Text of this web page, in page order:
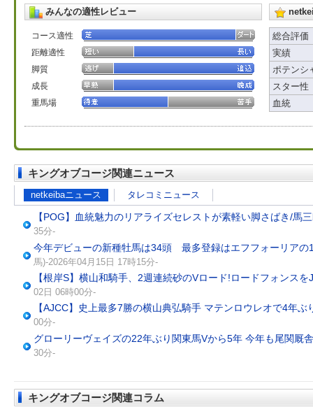
みんなの適性レビュー
コース適性
距離適性
脚質
成長
重馬場
総合評価
実績
ポテンシ
スター性
血統
キングオブコージ関連ニュース
netkeibaニュース タレコミニュース
【POG】血統魅力のリアライズセレストが素軽い脚さばき/馬
35分-
今年デビューの新種牡馬は34頭 最多登録はエフフォーリア
馬)-2026年04月15日 17時15分-
【根岸S】横山和騎手、2週連続砂のVロード!ロードフォンス
02日 06時00分-
【AJCC】史上最多7勝の横山典弘騎手 マテンロウレオで4年ぶ
00分-
グローリーヴェイズの22年ぶり関東馬Vから5年 今年も尾関厩
30分-
キングオブコージ関連コラム